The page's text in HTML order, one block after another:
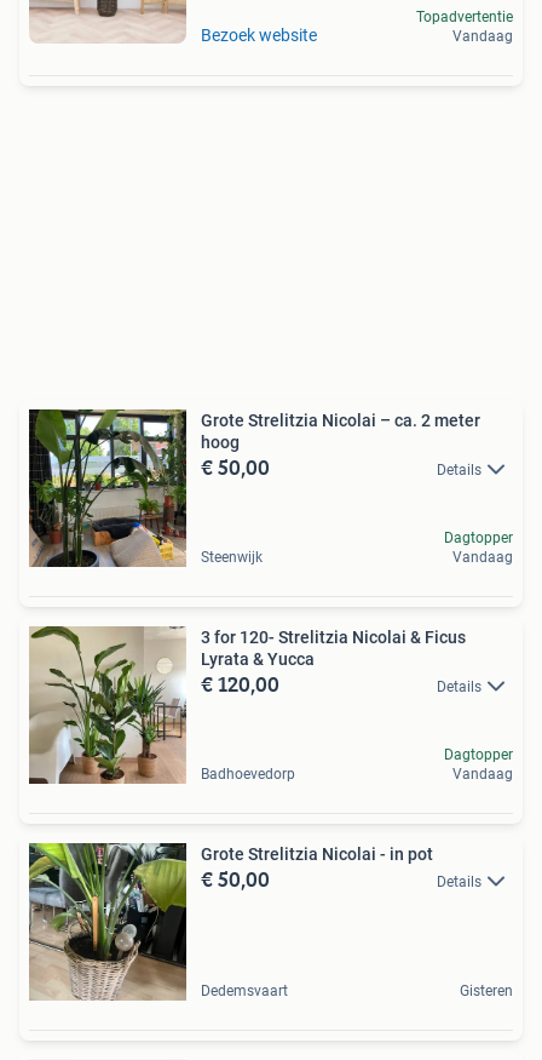
Bezoek website
Topadvertentie
Vandaag
Grote Strelitzia Nicolai – ca. 2 meter
hoog
€ 50,00 Details
Steenwijk
Dagtopper
Vandaag
3 for 120- Strelitzia Nicolai & Ficus
Lyrata & Yucca
€ 120,00 Details
Badhoevedorp
Dagtopper
Vandaag
Grote Strelitzia Nicolai - in pot
€ 50,00 Details
Dedemsvaart Gisteren